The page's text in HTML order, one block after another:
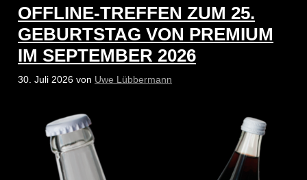
OFFLINE-TREFFEN ZUM 25.
GEBURTSTAG VON PREMIUM
IM SEPTEMBER 2026
30. Juli 2026 von Uwe Lübbermann